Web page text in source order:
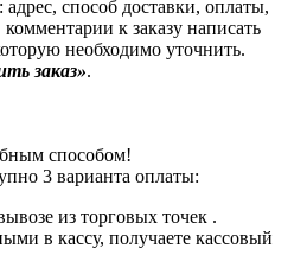
способ доставки, оплаты,
к заказу написать
необходимо уточнить.
заказ».
способом!
3 варианта оплаты:
из торговых точек .
в кассу, получаете кассовый